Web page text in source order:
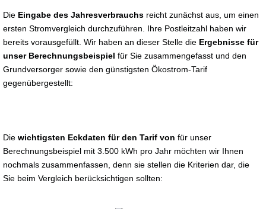
Die Eingabe des Jahresverbrauchs reicht zunächst aus, um einen
ersten Stromvergleich durchzuführen. Ihre Postleitzahl haben wir
bereits vorausgefüllt. Wir haben an dieser Stelle die Ergebnisse für
unser Berechnungsbeispiel für Sie zusammengefasst und den
Grundversorger sowie den günstigsten Ökostrom-Tarif
gegenübergestellt:
Die wichtigsten Eckdaten für den Tarif von für unser
Berechnungsbeispiel mit 3.500 kWh pro Jahr möchten wir Ihnen
nochmals zusammenfassen, denn sie stellen die Kriterien dar, die
Sie beim Vergleich berücksichtigen sollten: